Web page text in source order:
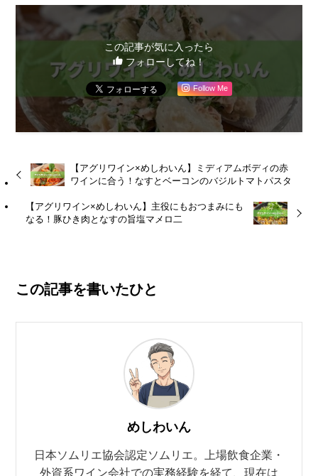
この記事が気に入ったら
フォローしてね！
Follow Me
【アグリワイン×めしわいん】ミディアムボディの赤
ワインに合う！なすとベーコンのバジルトマトパスタ
【アグリワイン×めしわいん】主役にもおつまみにも
なる！豚ひき肉となすの旨塩マメロ二
この記事を書いたひと
めしわいん
日本ソムリエ協会認定ソムリエ。上場飲食企業・
外資系ワイン会社での実務経験を経て、現在は